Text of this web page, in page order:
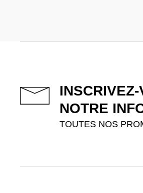
NOTRE
TOUTES NOS